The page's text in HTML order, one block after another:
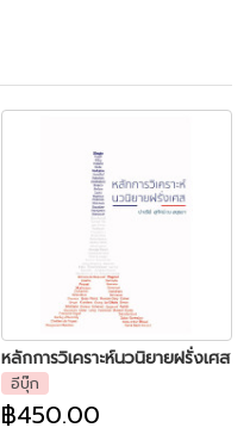
หลักการวิเคราะห์นวนิยายฝรั่งเศส
อีบุ๊ก
฿450.00